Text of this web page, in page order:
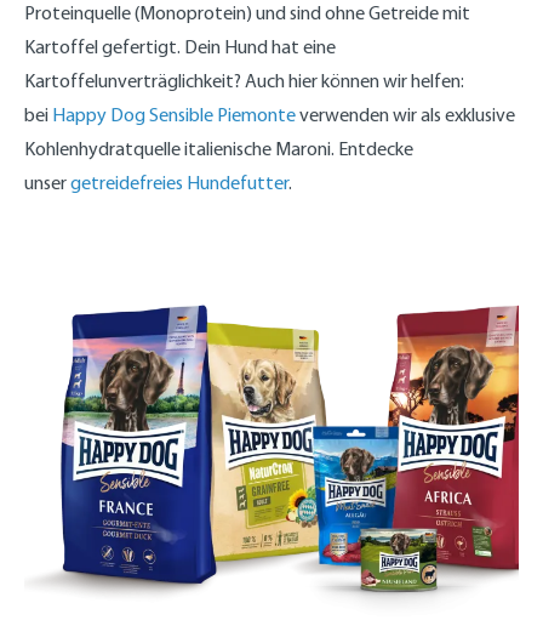
Proteinquelle (Monoprotein) und sind ohne Getreide mit
Kartoffel gefertigt. Dein Hund hat eine
Kartoffelunverträglichkeit? Auch hier können wir helfen:
bei Happy Dog Sensible Piemonteverwenden wir als exklusive
Kohlenhydratquelle italienische Maroni. Entdecke
unsergetreidefreies Hundefutter.